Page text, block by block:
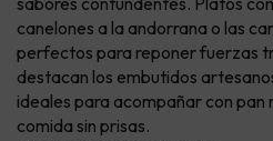
canelones a la andorrana o las
perfectos para reponer fuerzas
destacan los embutidos
ideales para acompañar con
comida sin prisas.